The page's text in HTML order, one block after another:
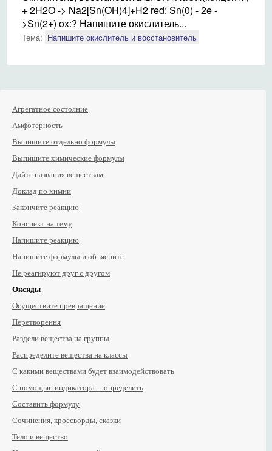
+ 2H2O -> Na2[Sn(OH)4]+H2 red: Sn(0) - 2e -
>Sn(2+) ox:? Напишите окислитель...
Тема: Напишите окислитель и восстановитель
Агрегатное состояние
Амфотерность
Выпишите отдельно формулы
Выпишите химические формулы
Дайте названия веществам
Доклад по химии
Закончите реакцию
Конспект на тему
Напишите реакцию
Напишите формулы и объясните
Не реагируют друг с другом
Оксиды
Осуществите превращение
Перетворення
Раздели вещества на группы
Распределите вещества на классы
С какими веществами будет взаимодействовать
С помощью индикатора ... определить
Составить формулу
Сочинения, кроссворды, сказки
Тело и вещество